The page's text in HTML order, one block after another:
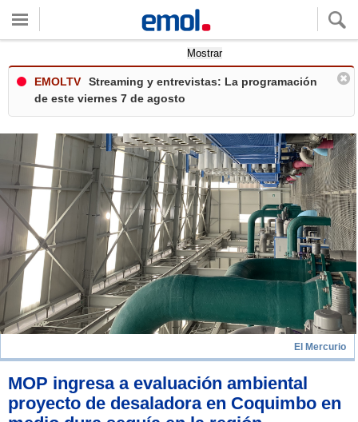
Mostrar
EMOLTV
Streaming y entrevistas: La programación
de este viernes 7 de agosto
El Mercurio
MOP ingresa a evaluación ambiental
proyecto de desaladora en Coquimbo en